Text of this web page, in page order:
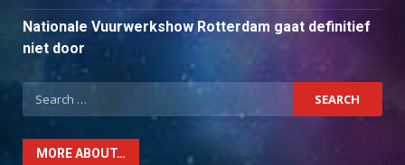
Nationale Vuurwerkshow Rotterdam gaat definitief
niet door
Search
for:
MORE ABOUT…